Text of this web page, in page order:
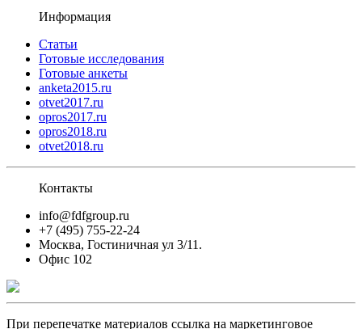
Информация
Статьи
Готовые исследования
Готовые анкеты
anketa2015.ru
otvet2017.ru
opros2017.ru
opros2018.ru
otvet2018.ru
Контакты
info@fdfgroup.ru
+7 (495) 755-22-24
Москва, Гостиничная ул 3/11.
Офис 102
При перепечатке материалов ссылка на маркетинговое